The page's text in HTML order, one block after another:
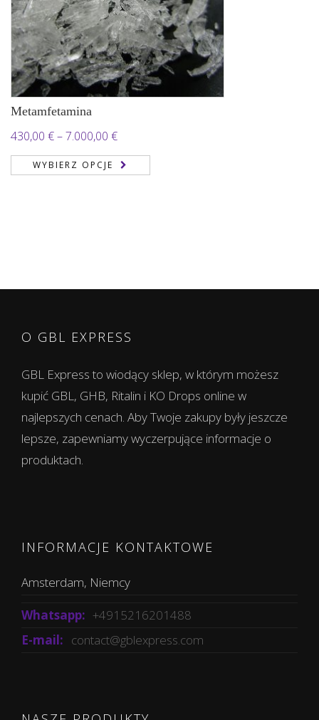
Metamfetamina
430,00 €–7.000,00 €Zakres
cen:
od
WYBIERZ OPCJE
O GBL EXPRESS
GBL Express to wiodący sklep, w którym możesz
kupić GBL, GHB, Ritalin i KO Drops online w
najlepszych cenach. Aby Twoje zakupy były jeszcze
lepsze, zapewniamy wyczerpujące informacje o
produktach.
INFORMACJE KONTAKTOWE
Amsterdam, Niemcy
Whatsapp: +4915216201488
E-mail: contact@gblexpress.com